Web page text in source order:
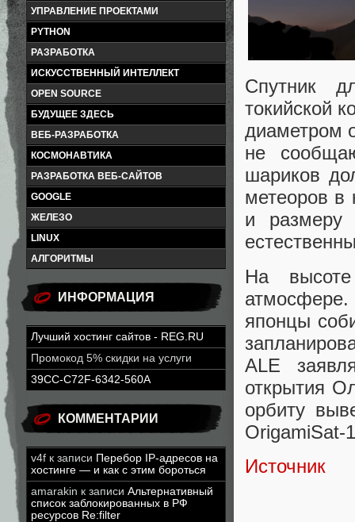
УПРАВЛЕНИЕ ПРОЕКТАМИ
PYTHON
РАЗРАБОТКА
ИСКУССТВЕННЫЙ ИНТЕЛЛЕКТ
OPEN SOURCE
БУДУЩЕЕ ЗДЕСЬ
ВЕБ-РАЗРАБОТКА
КОСМОНАВТИКА
РАЗРАБОТКА ВЕБ-САЙТОВ
GOOGLE
ЖЕЛЕЗО
LINUX
АЛГОРИТМЫ
ИНФОРМАЦИЯ
Лучший хостинг сайтов - REG.RU
Промокод 5% скидки на услуги
39CC-C72F-6342-560A
КОММЕНТАРИИ
v4f к записи Перебор IP-адресов на
хостинге — и как с этим бороться
amarakin к записи Альтернативный
список заблокированных в РФ
ресурсов Re:filter
Спутник
токийской
диаметром
не
шариков
метеоров в
и размеру
На
атмосфере.
японцы
ALE
открытия
орбиту
OrigamiSat-
Источник